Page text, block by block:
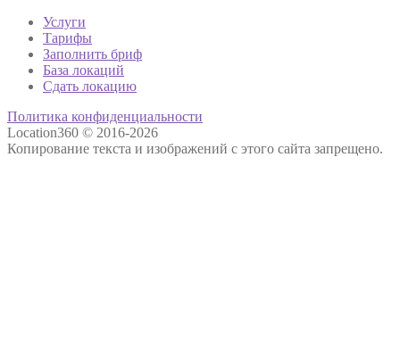
Услуги
Тарифы
Заполнить бриф
База локаций
Сдать локацию
Политика конфиденциальности
Location360 © 2016-2026
Копирование текста и изображений с этого сайта запрещено.